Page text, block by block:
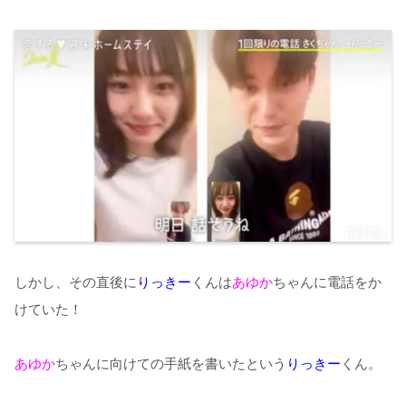
しかし、その直後に りっきー くんはあゆかちゃんに電話をか
けていた！
あゆかちゃんに向けての手紙を書いたという りっきー くん。